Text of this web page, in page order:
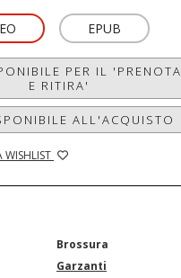
EPUB
PER IL 'PRENOTA
E RITIRA'
ALL'ACQUISTO
Brossura
Garzanti